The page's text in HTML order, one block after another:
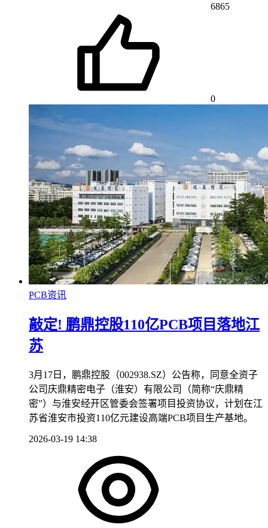
6865
0
PCB资讯
敲定! 鹏鼎控股110亿PCB项目落地江
苏
3月17日，鹏鼎控股（002938.SZ）公告称，同意全资子
公司庆鼎精密电子（淮安）有限公司（简称“庆鼎精
密”）与淮安经开区管委会签署项目投资协议，计划在江
苏省淮安市投资110亿元建设高端PCB项目生产基地。
2026-03-19 14:38